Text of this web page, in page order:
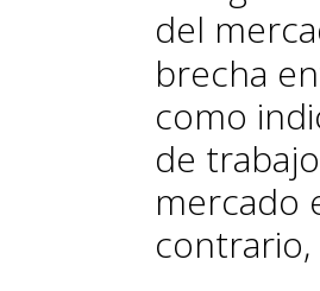
del
brecha
como
de
mercado